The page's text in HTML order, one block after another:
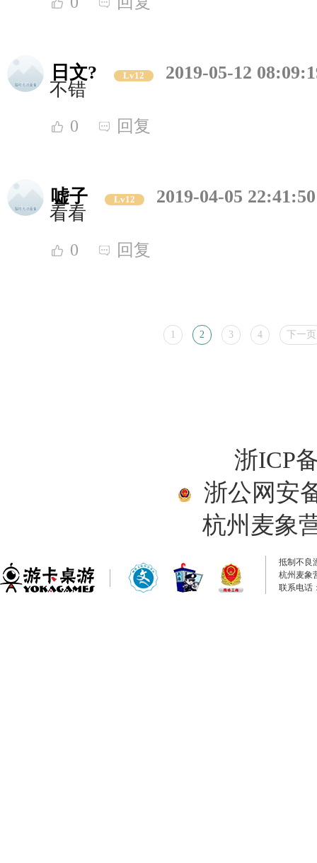
日文? Lv12
2019-05-12
不错
0 回复
嘘子 Lv12
2019-04-05 22:41:50
看看
0 回复
1 2 3 4 下一页
浙ICP
浙公网安
杭州麦象
抵制不良
杭州麦象
联系电话